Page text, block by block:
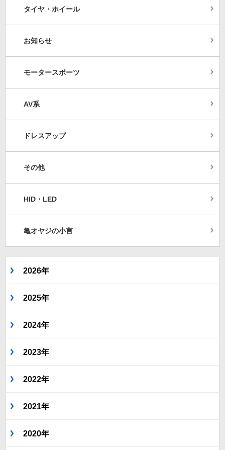
タイヤ・ホイール
お知らせ
モータースポーツ
AV系
ドレスアップ
その他
HID・LED
亀オヤジの小言
2026年
2025年
2024年
2023年
2022年
2021年
2020年